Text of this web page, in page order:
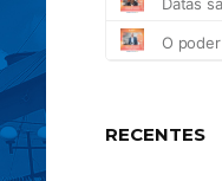
RECENTES